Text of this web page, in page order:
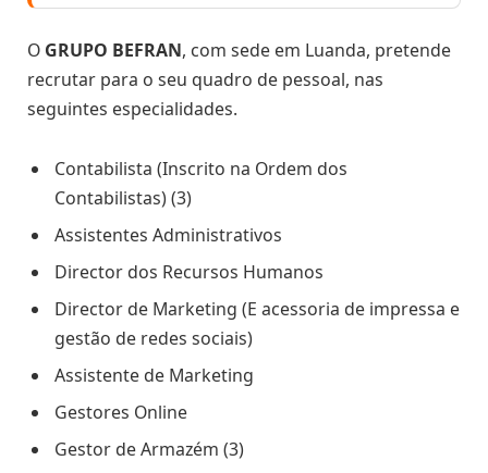
O GRUPO BEFRAN, com sede em Luanda, pretende
recrutar para o seu quadro de pessoal, nas
seguintes especialidades.
Contabilista (Inscrito na Ordem dos
Contabilistas) (3)
Assistentes Administrativos
Director dos Recursos Humanos
Director de Marketing (E acessoria de impressa e
gestão de redes sociais)
Assistente de Marketing
Gestores Online
Gestor de Armazém (3)